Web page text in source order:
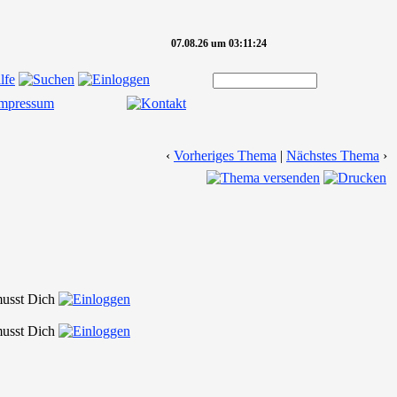
07.08.26 um 03:11:24
‹ Vorheriges Thema | Nächstes Thema ›
Dich
Dich